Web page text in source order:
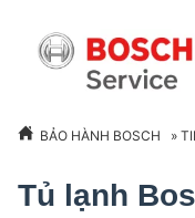
BẢO HÀNH BOSCH »
Tủ lạnh